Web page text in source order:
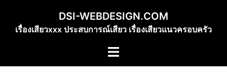
content
DSI-WEBDESIGN.COM
เรื่องเสียวxxx ประสบการณ์เสียว เรื่องเสียวแนวครอบครัว
Toggle